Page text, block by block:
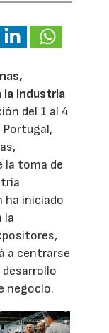
la Industria
del 1 al 4
Portugal,
la toma de
ha iniciado
la
a centrarse
negocio.